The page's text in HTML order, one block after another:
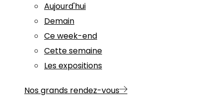
Aujourd'hui
Demain
Ce week-end
Cette semaine
Les expositions
Nos grands rendez-vous